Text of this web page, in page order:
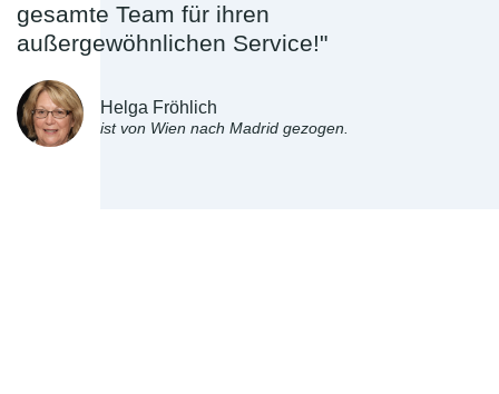
gesamte Team für ihren
außergewöhnlichen Service!"
Helga Fröhlich
ist von Wien nach Madrid gezogen.